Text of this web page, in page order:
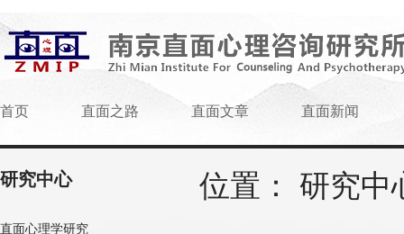
首页 直面之路 直面文章 直面新闻
研究中心
直面心理学研究
位置： 研究中